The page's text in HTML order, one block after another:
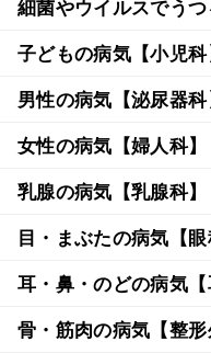
細菌やウイルスでうつ
子どもの病気【小児科
男性の病気【泌尿器科
女性の病気【婦人科】
乳腺の病気【乳腺科】
目・まぶたの病気【眼
耳・鼻・のどの病気【
骨・筋肉の病気【整形